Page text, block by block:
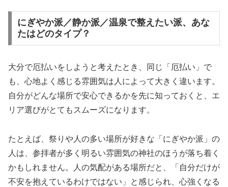
にぎやか派／静か派／温泉で整えたい派、あな
たはどのタイプ？
大分で厄払いをしようと考えたとき、同じ「厄払い」で
も、心地よく感じる雰囲気は人によって大きく違います。
自分がどんな場所で安心できるかを先に知っておくと、エ
リア選びがとてもスムーズになります。
たとえば、祭りや人の多い場所が好きな「にぎやか派」の
人は、参拝者が多く明るい雰囲気の神社のほうが落ち着く
かもしれません。人の気配がある場所だと、「自分だけが
不安を抱えているわけではない」と感じられ、心強くなる